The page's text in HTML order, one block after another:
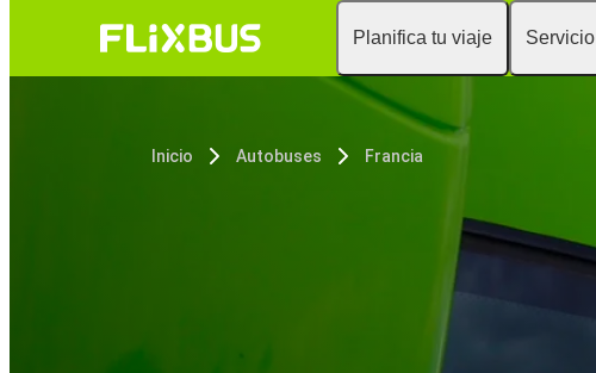
Planifica tu viaje Servicio
Inicio Autobuses Francia